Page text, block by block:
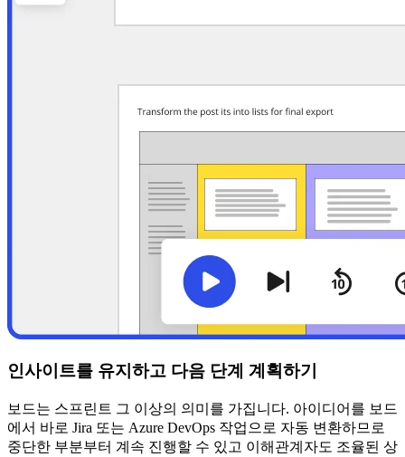
인사이트를 유지하고 다음 단계 계획하기
보드는 스프린트 그 이상의 의미를 가집니다. 아이디어를 보드
에서 바로 Jira 또는 Azure DevOps 작업으로 자동 변환하므로
중단한 부분부터 계속 진행할 수 있고 이해관계자도 조율된 상